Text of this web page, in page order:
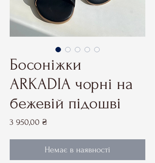
Босоніжки
ARKADIA чорні на
бежевій підошві
3 950,00 ₴Ціна
Немає в наявності